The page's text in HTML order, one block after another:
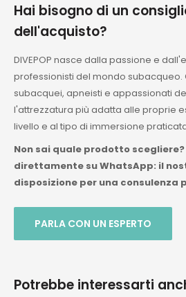
Hai bisogno di un
dell'acquisto?
DIVEPOP nasce dalla passione e
professionisti del mondo subacqueo.
subacquei, apneisti e appassionati
l'attrezzatura più adatta alle proprie
livello e al tipo di immersione
Non sai quale prodotto
direttamente su WhatsApp: il
disposizione per una consulenza
PARLA CON UN ESPERTO
Potrebbe interessarti